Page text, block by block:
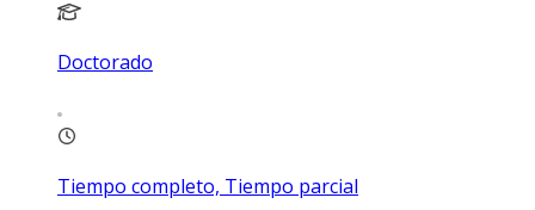
Doctorado
Tiempo completo, Tiempo parcial